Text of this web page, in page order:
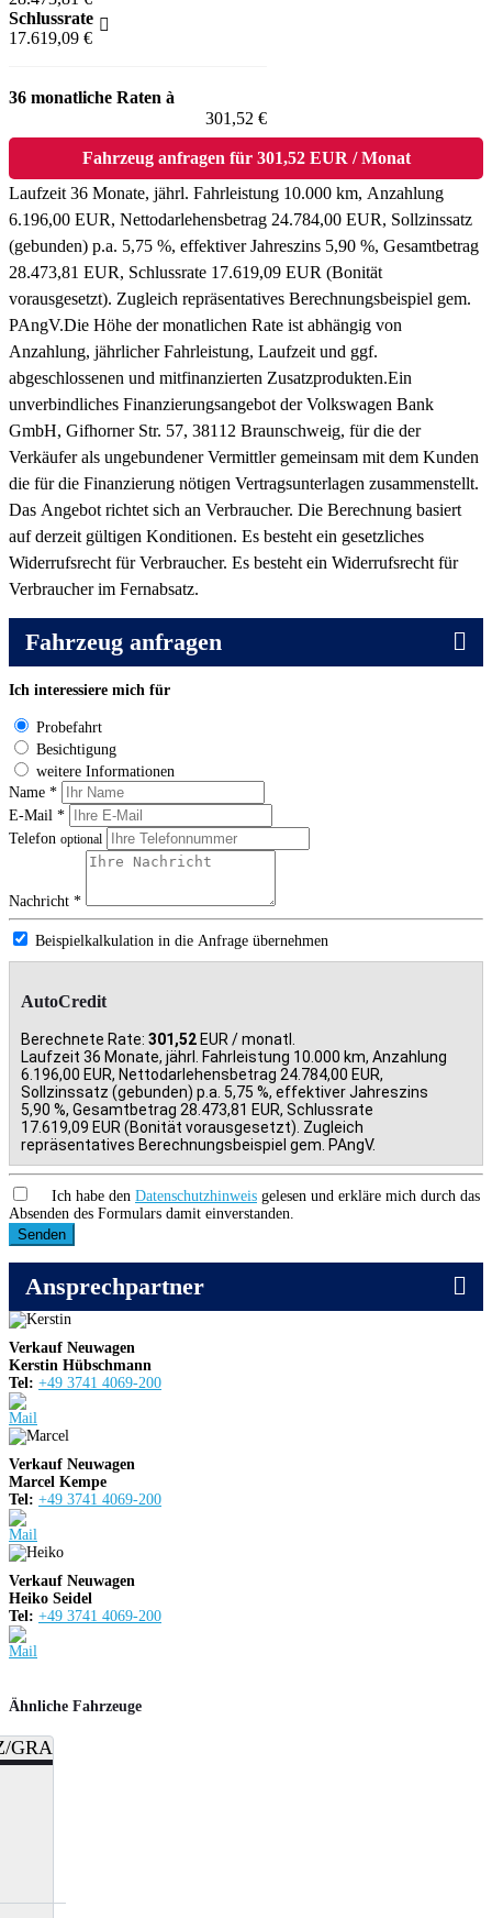
Schlussrate
17.619,09 €
36 monatliche Raten à
301,52 €
Fahrzeug anfragen für 301,52 EUR / Monat
Laufzeit 36 Monate, jährl. Fahrleistung 10.000 km, Anzahlung
6.196,00 EUR, Nettodarlehensbetrag 24.784,00 EUR, Sollzinssatz
(gebunden) p.a. 5,75 %, effektiver Jahreszins 5,90 %, Gesamtbetrag
28.473,81 EUR, Schlussrate 17.619,09 EUR (Bonität
vorausgesetzt). Zugleich repräsentatives Berechnungsbeispiel gem.
PAngV.Die Höhe der monatlichen Rate ist abhängig von
Anzahlung, jährlicher Fahrleistung, Laufzeit und ggf.
abgeschlossenen und mitfinanzierten Zusatzprodukten.Ein
unverbindliches Finanzierungsangebot der Volkswagen Bank
GmbH, Gifhorner Str. 57, 38112 Braunschweig, für die der
Verkäufer als ungebundener Vermittler gemeinsam mit dem Kunden
die für die Finanzierung nötigen Vertragsunterlagen zusammenstellt.
Das Angebot richtet sich an Verbraucher. Die Berechnung basiert
auf derzeit gültigen Konditionen. Es besteht ein gesetzliches
Widerrufsrecht für Verbraucher. Es besteht ein Widerrufsrecht für
Verbraucher im Fernabsatz.
Fahrzeug anfragen
Ich interessiere mich für
Probefahrt
Besichtigung
weitere Informationen
Name *
E-Mail *
Telefon optional
Nachricht *
Beispielkalkulation in die Anfrage übernehmen
AutoCredit
Berechnete Rate: 301,52 EUR / monatl.
Laufzeit 36 Monate, jährl. Fahrleistung 10.000 km, Anzahlung
6.196,00 EUR, Nettodarlehensbetrag 24.784,00 EUR,
Sollzinssatz (gebunden) p.a. 5,75 %, effektiver Jahreszins
5,90 %, Gesamtbetrag 28.473,81 EUR, Schlussrate
17.619,09 EUR (Bonität vorausgesetzt). Zugleich
repräsentatives Berechnungsbeispiel gem. PAngV.
Ich habe den Datenschutzhinweis gelesen und erkläre mich durch das
Absenden des Formulars damit einverstanden.
Senden
Ansprechpartner
Verkauf Neuwagen
Kerstin Hübschmann
Tel: +49 3741 4069-200
Verkauf Neuwagen
Marcel Kempe
Tel: +49 3741 4069-200
Verkauf Neuwagen
Heiko Seidel
Tel: +49 3741 4069-200
Ähnliche Fahrzeuge